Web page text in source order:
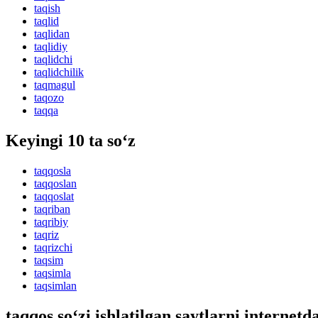
taqish
taqlid
taqlidan
taqlidiy
taqlidchi
taqlidchilik
taqmagul
taqozo
taqqa
Keyingi 10 ta so‘z
taqqosla
taqqoslan
taqqoslat
taqriban
taqribiy
taqriz
taqrizchi
taqsim
taqsimla
taqsimlan